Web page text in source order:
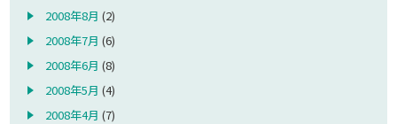
2008年8月 (2)
2008年7月 (6)
2008年6月 (8)
2008年5月 (4)
2008年4月 (7)